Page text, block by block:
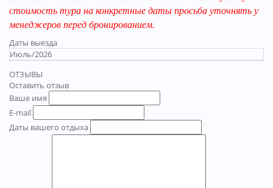
стоимость тура на конкретные даты просьба уточнять у
менеджеров перед бронированием.
Даты выезда
Июль/2026
ОТЗЫВЫ
Оставить отзыв
Ваше имя
E-mail
Даты вашего отдыха